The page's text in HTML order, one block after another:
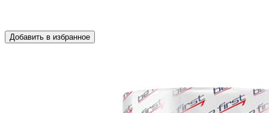
Добавить в избранное